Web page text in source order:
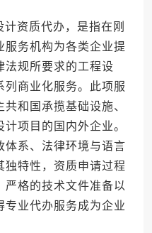
资质代办，是指在刚
服务机构为各类企业提
法规所要求的工程设
列商业化服务。此项服
和国承揽基础设施、
项目的国内外企业。
体系、法律环境与语言
独特性，资质申请过程
格的技术文件准备以
专业代办服务成为企业